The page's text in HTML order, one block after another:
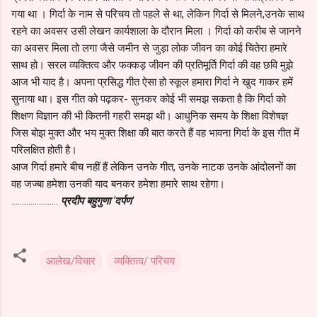
गया था । गिर्दा के नाम से परिचय तो पहले से था, लेकिन गिर्दा से मिलने,उनके साथ
रहने का अवसर उसी लेखन कार्यशाला के दौरान मिला । गिर्दा को करीब से जानने
का अवसर मिला तो लगा जैसे जमीन से जुड़ा लोक जीवन का कोई चितेरा हमारे
साथ हो। सरल व्यक्तित्व और फक्कड़ जीवन की प्रतिमूर्ति गिर्दा की वह छवि मुझे
आज भी याद है। अपना प्रसिद्ध गीत ऐसा हो स्कूल हमारा गिर्दा ने खुद गाकर हमें
सुनाया था। इस गीत को पढ़कर- सुनकर कोई भी समझ सकता है कि गिर्दा को
शिक्षण विज्ञान की भी कितनी गहरी समझ थी। आधुनिक समय के शिक्षा विशेषज्ञ
जिस बोझ मुक्त और भय मुक्त शिक्षा की बात करते हैं वह भावना गिर्दा के इस गीत में
परिलक्षित होती है।
आज गिर्दा हमारे बीच नहीं हैं लेकिन उनके गीत, उनके नाटक उनके आंदोलनों का
वह जज्बा हमेशा उनकी याद बनकर हमेशा हमारे साथ रहेगा।
प्रदीप बहुगुणा 'दर्पण'
आलेख/विचार व्यक्तित्व/ परिचय